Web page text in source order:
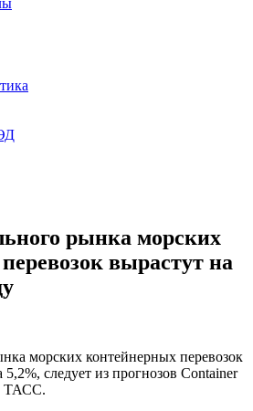
рынка морских
вырастут на
морских контейнерных перевозок
следует из прогнозов Container
ТАСС.